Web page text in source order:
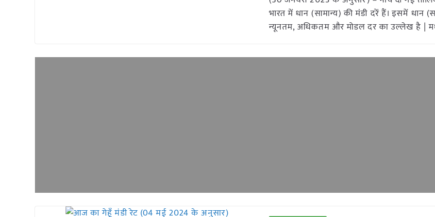
भारत में धान (सामान्य) की मंडी दरें हैं। इसमें धान
न्यूनतम, अधिकतम और मोडल दर का उल्लेख है |